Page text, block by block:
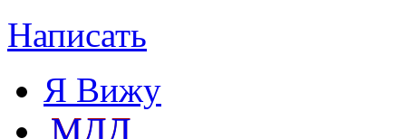
Написать
Я Вижу
МДД